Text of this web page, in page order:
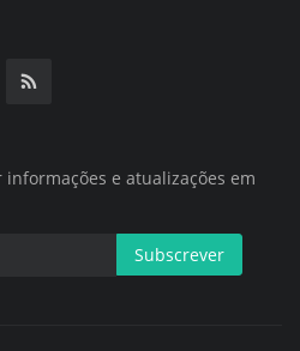
e atualizações em
Subscrever